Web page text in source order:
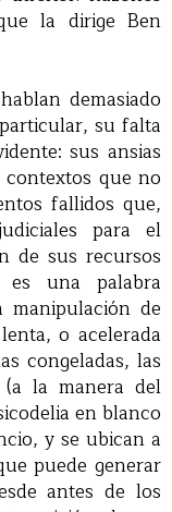
la dirige Ben
demasiado
su falta
sus ansias
que no
fallidos que,
para el
de sus recursos
es una palabra
manipulación de
o acelerada
congeladas, las
(a la manera del
en blanco
y se ubican a
puede generar
antes de los